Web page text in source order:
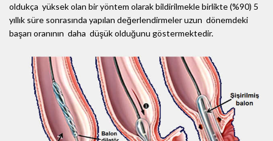
oldukça yüksek olan bir yöntem olarak bildirilmekle birlikte (%90) 5
yıllık süre sonrasında yapılan değerlendirmeler uzun dönemdeki
başarı oranının daha düşük olduğunu göstermektedir.